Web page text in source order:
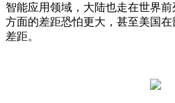
智能应用领域，大陆也走在世界
方面的差距恐怕更大，甚至美国
差距。